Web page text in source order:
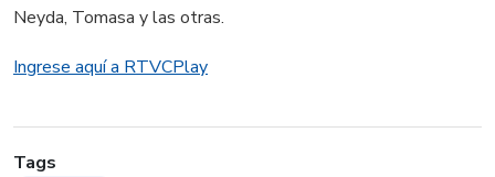
Neyda, Tomasa y las otras.
Ingrese aquí a RTVCPlay
Tags